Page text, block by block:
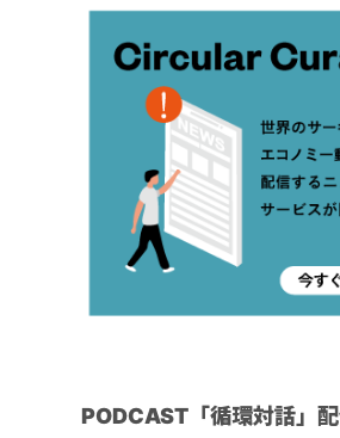
PODCAST「循環対話」配